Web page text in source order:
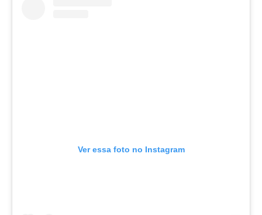
Ver essa foto no Instagram